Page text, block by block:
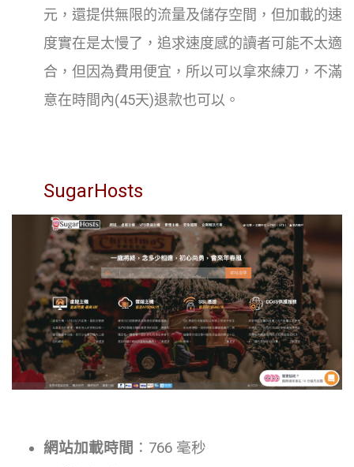
元，還提供無限的流量及儲存空間，但加載的速
度實在是太慢了，追求速度感的讀者可能不太適
合，但因為費用便宜，所以可以拿來練刀，不滿
意在時間內(45天)退款也可以。
SugarHosts
網站加載時間 ：766 毫秒